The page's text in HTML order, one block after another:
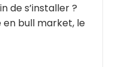
de s’installer ?
en bull market, le